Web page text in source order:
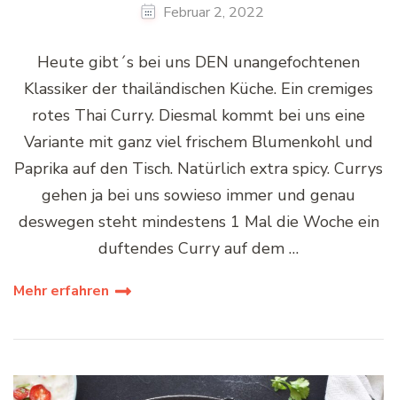
Februar 2, 2022
Heute gibt´s bei uns DEN unangefochtenen
Klassiker der thailändischen Küche. Ein cremiges
rotes Thai Curry. Diesmal kommt bei uns eine
Variante mit ganz viel frischem Blumenkohl und
Paprika auf den Tisch. Natürlich extra spicy. Currys
gehen ja bei uns sowieso immer und genau
deswegen steht mindestens 1 Mal die Woche ein
duftendes Curry auf dem …
Mehr erfahren